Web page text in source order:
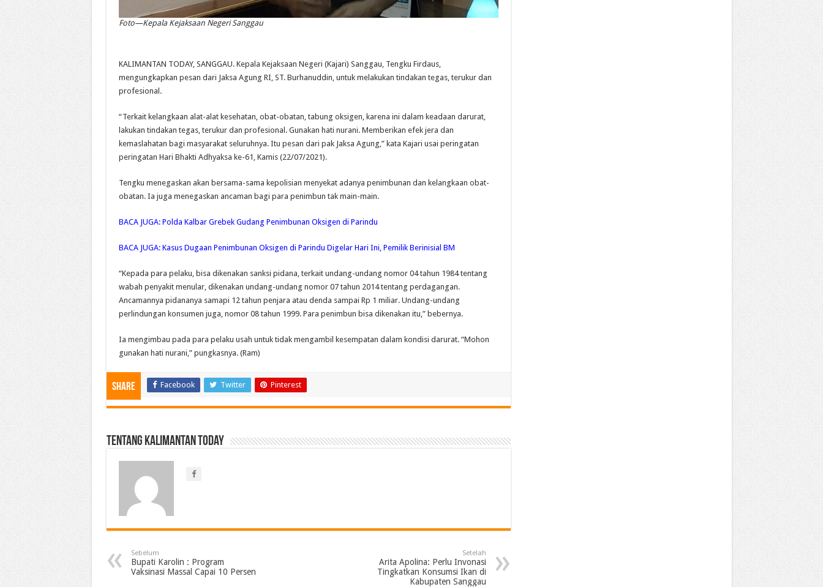
Foto—Kepala Kejaksaan Negeri Sanggau
KALIMANTAN TODAY, SANGGAU. Kepala Kejaksaan Negeri (Kajari) Sanggau, Tengku Firdaus,
mengungkapkan pesan dari Jaksa Agung RI, ST. Burhanuddin, untuk melakukan tindakan tegas, terukur dan
profesional.
“Terkait kelangkaan alat-alat kesehatan, obat-obatan, tabung oksigen, karena ini dalam keadaan darurat,
lakukan tindakan tegas, terukur dan profesional. Gunakan hati nurani. Memberikan efek jera dan
kemaslahatan bagi masyarakat seluruhnya. Itu pesan dari pak Jaksa Agung,” kata Kajari usai peringatan
peringatan Hari Bhakti Adhyaksa ke-61, Kamis (22/07/2021).
Tengku menegaskan akan bersama-sama kepolisian menyekat adanya penimbunan dan kelangkaan obat-
obatan. Ia juga menegaskan ancaman bagi para penimbun tak main-main.
BACA JUGA: Polda Kalbar Grebek Gudang Penimbunan Oksigen di Parindu
BACA JUGA: Kasus Dugaan Penimbunan Oksigen di Parindu Digelar Hari Ini, Pemilik Berinisial BM
“Kepada para pelaku, bisa dikenakan sanksi pidana, terkait undang-undang nomor 04 tahun 1984 tentang
wabah penyakit menular, dikenakan undang-undang nomor 07 tahun 2014 tentang perdagangan.
Ancamannya pidananya samapi 12 tahun penjara atau denda sampai Rp 1 miliar. Undang-undang
perlindungan konsumen juga, nomor 08 tahun 1999. Para penimbun bisa dikenakan itu,” bebernya.
Ia mengimbau pada para pelaku usah untuk tidak mengambil kesempatan dalam kondisi darurat. “Mohon
gunakan hati nurani,” pungkasnya. (Ram)
Share Facebook Twitter Pinterest
Tentang Kalimantan Today
Sebelum
Bupati Karolin : Program
Vaksinasi Massal Capai 10 Persen
Setelah
Arita Apolina: Perlu Invonasi
Tingkatkan Konsumsi Ikan di
Kabupaten Sanggau